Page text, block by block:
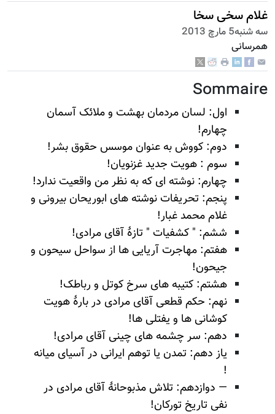
غلام سخی سخا
سه شنبه5 مارچ 2013
همرسانی
Sommaire
اول: لسان مردمان بهشت و ملائک آسمان
چهارم!
دوم: کووش به عنوان موسس حقوق بشر!
سوم : هویت جدید غزنویان!
چهارم: نوشته ای که به نظر من واقعیت ندارد!
پنجم: تحریفات نوشته های ابوریحان بیرونی و
غلام محمد غبار!
ششم: " کشفیات " تازۀ آقای مرادی!
هفتم: مهاجرت آریایی ها از سواحل سیحون و
جیحون!
هشتم: کتیبه های سرخ کوتل و رباطک!
نهم: حکم قطعی آقای مرادی در بارۀ هویت
کوشانی ها و یفتلی ها!
دهم: سر چشمه های چینی آقای مرادی!
یاز دهم: تمدن یا توهم ایرانی در آسیای میانه
!
— دوازدهم: تلاش مذبوحانۀ آقای مرادی در
نفی تاریخ تورکان!